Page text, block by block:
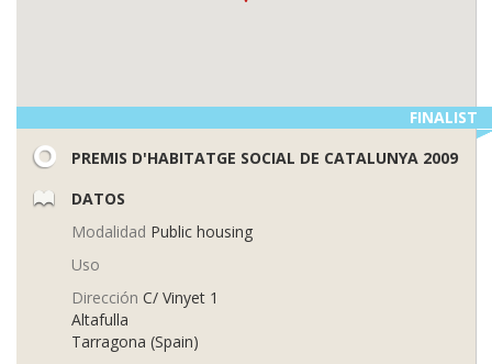
FINALIST
PREMIS D'HABITATGE SOCIAL DE CATALUNYA 2009
DATOS
Modalidad Public housing
Uso
Dirección C/ Vinyet 1
Altafulla
Tarragona (Spain)